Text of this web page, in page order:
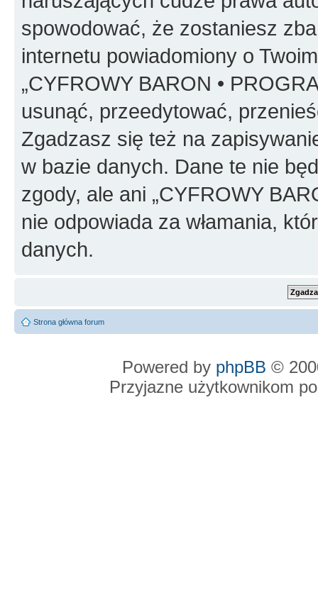
spowodować, że zostaniesz
internetu powiadomiony o
„CYFROWY BARON •
usunąć, przeedytować,
Zgadzasz się też na
w bazie danych. Dane te nie
zgody, ale ani „CYFROWY
nie odpowiada za włamania,
danych.
Strona główna forum
Powered by phpBB ©
Przyjazne użytkownikom